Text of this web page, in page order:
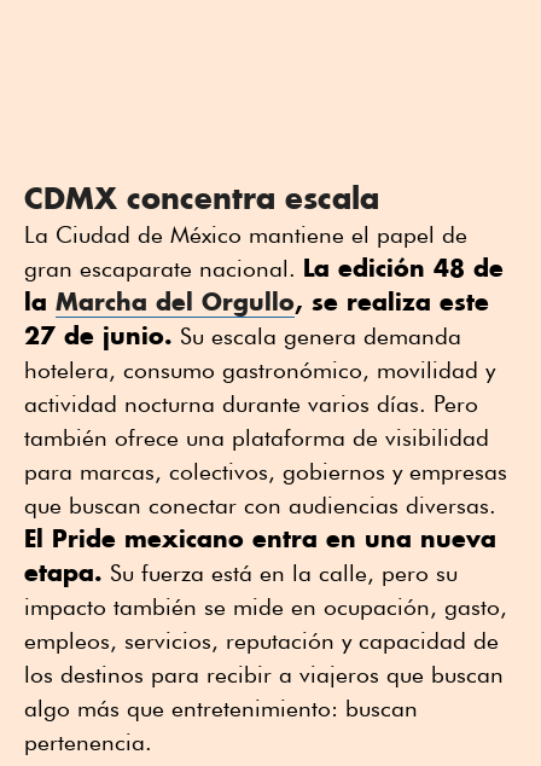
CDMX concentra escala
La Ciudad de México mantiene el papel de
gran escaparate nacional. La edición 48 de
la Marcha del Orgullo, se realiza este
27 de junio. Su escala genera demanda
hotelera, consumo gastronómico, movilidad y
actividad nocturna durante varios días. Pero
también ofrece una plataforma de visibilidad
para marcas, colectivos, gobiernos y empresas
que buscan conectar con audiencias diversas.
El Pride mexicano entra en una nueva
etapa. Su fuerza está en la calle, pero su
impacto también se mide en ocupación, gasto,
empleos, servicios, reputación y capacidad de
los destinos para recibir a viajeros que buscan
algo más que entretenimiento: buscan
pertenencia.